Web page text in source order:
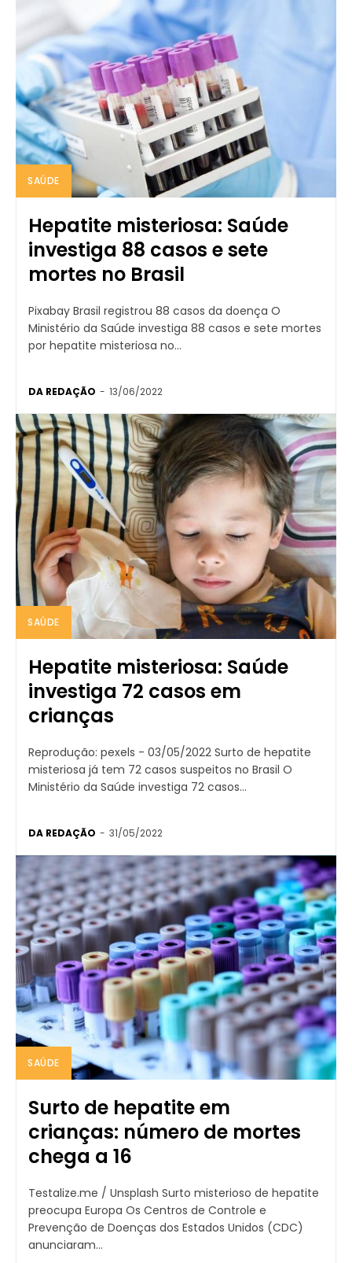
SAÚDE
Hepatite misteriosa: Saúde
investiga 88 casos e sete
mortes no Brasil
Pixabay Brasil registrou 88 casos da doença O
Ministério da Saúde investiga 88 casos e sete mortes
por hepatite misteriosa no...
DA REDAÇÃO - 13/06/2022
SAÚDE
Hepatite misteriosa: Saúde
investiga 72 casos em
crianças
Reprodução: pexels - 03/05/2022 Surto de hepatite
misteriosa já tem 72 casos suspeitos no Brasil O
Ministério da Saúde investiga 72 casos...
DA REDAÇÃO - 31/05/2022
SAÚDE
Surto de hepatite em
crianças: número de mortes
chega a 16
Testalize.me / Unsplash Surto misterioso de hepatite
preocupa Europa Os Centros de Controle e
Prevenção de Doenças dos Estados Unidos (CDC)
anunciaram...